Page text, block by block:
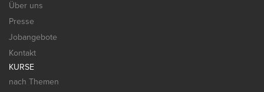
Über uns
Presse
Jobangebote
Kontakt
KURSE
nach Themen